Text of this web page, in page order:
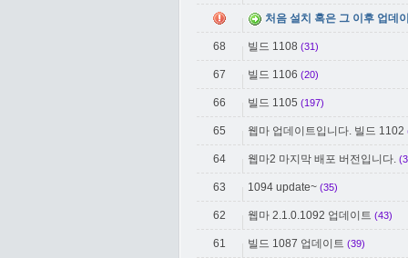
처음 설치 혹은 그 이후 업데
68 빌드 1108 (31)
67 빌드 1106 (20)
66 빌드 1105 (197)
65 웹마 업데이트입니다. 빌드 1102
64 웹마2 마지막 배포 버전입니다.
63 1094 update~ (35)
62 웹마 2.1.0.1092 업데이트 (43)
61 빌드 1087 업데이트 (39)